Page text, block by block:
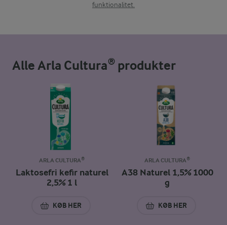
funktionalitet.
Alle Arla Cultura® produkter
ARLA CULTURA®
Laktosefri kefir naturel
2,5% 1 l
KØB HER
LAKTOSEFRI KEFIR NATUREL 2,5% 1 L
ARLA CULTURA®
A38 Naturel 1,5% 1000
g
KØB HER
A38 NATUREL